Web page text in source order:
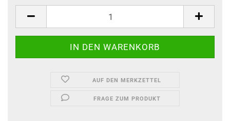
AUF DEN MERKZETTEL
FRAGE ZUM PRODUKT